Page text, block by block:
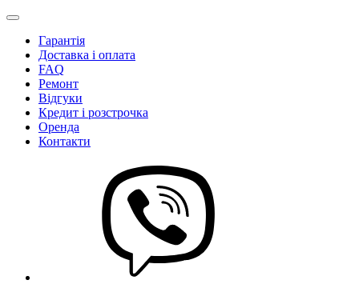
Гарантія
Доставка і оплата
FAQ
Ремонт
Відгуки
Кредит і розстрочка
Оренда
Контакти